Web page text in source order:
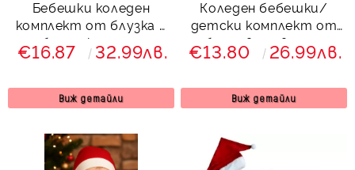
Бебешки коледен
комплект от блузка в
бяло с коледна
картинка и
€16.87 32.99лв.
Виж детайли
Коледен бебешки/
детски комплект от
блуза в червено и
панталонки в зелено с
€13.80 26.99лв.
Виж детайли